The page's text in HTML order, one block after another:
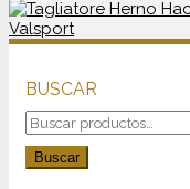
BUSCAR
Buscar
por:
Buscar